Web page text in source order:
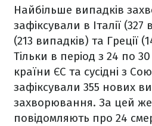
Найбільше випадків
зафіксували в Італії (327
(213 випадків) та Греції
Тільки в період з 24 по
країни ЄС та сусідні з
зафіксували 355 нових
захворювання. За цей же
повідомляють про 24